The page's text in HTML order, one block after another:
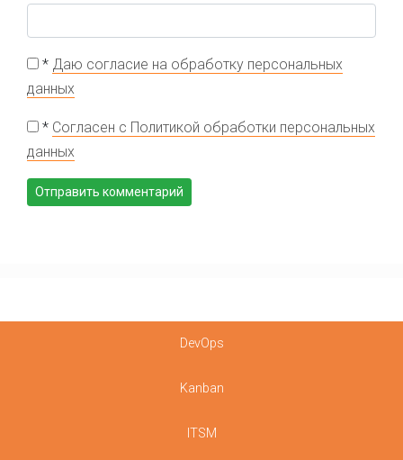
* Даю согласие на обработку персональных
данных
* Согласен с Политикой обработки персональных
данных
DevOps
Kanban
ITSM